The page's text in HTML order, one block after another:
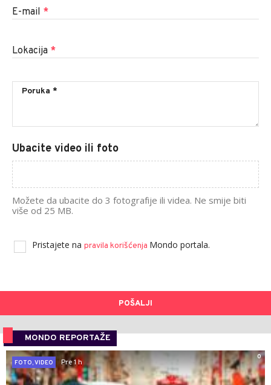
E-mail *
Lokacija *
Ubacite video ili foto
Možete da ubacite do 3 fotografije ili videa. Ne smije biti
više od 25 MB.
Pristajete na pravila korišćenja Mondo portala.
POŠALJI
MONDO REPORTAŽE
0
FOTO, VIDEO
Pre 1 h